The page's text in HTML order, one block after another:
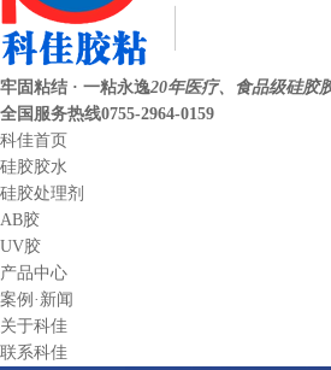
牢固粘结 · 一粘永逸20年医疗、食品级硅胶
全国服务热线0755-2964-0159
科佳首页
硅胶胶水
硅胶处理剂
AB胶
UV胶
产品中心
案例·新闻
关于科佳
联系科佳